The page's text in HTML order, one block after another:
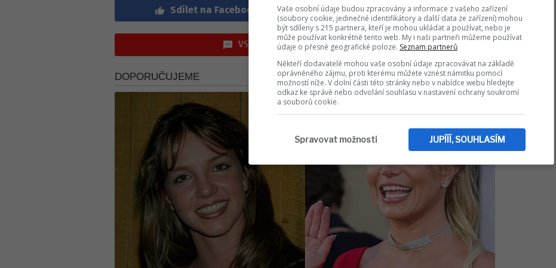
Sdílet na Facebook Sdílet na WhatsApp
VSTOUPIT DO DISKUZE (0 PŘÍSPĚVKŮ)
Vaše osobní údaje budou zpracovány a informace z vašeho zařízení
(soubory cookie, jedinečné identifikátory a další data ze zařízení) mohou
být sdíleny s 215 partnera, kteří je mohou ukládat a používat, nebo je
může používat konkrétně tento web. My i naši partneři můžeme používat
údaje o přesné geografické poloze. Seznam partnerů
Někteří dodavatelé mohou vaše osobní údaje zpracovávat na základě
oprávněného zájmu, proti kterému můžete vznést námitku pomocí
možností níže. V dolní části této stránky nebo v nabídce webu hledejte
odkaz ke správě nebo odvolání souhlasu v nastavení ochrany soukromí
a souborů cookie.
JUPÍÍÍ, SOUHLASÍM
Spravovat možnosti